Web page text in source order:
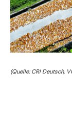
(Quelle: CRI Deutsch,